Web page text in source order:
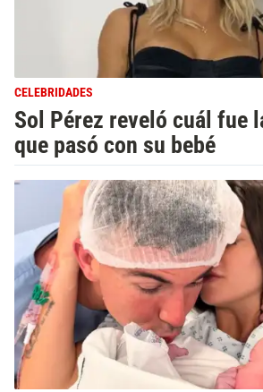
CELEBRIDADES
Sol Pérez reveló cuál fue
que pasó con su bebé